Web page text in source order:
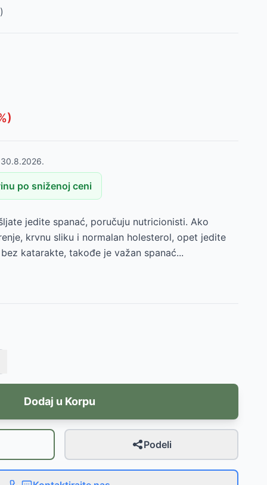
30.8.2026.
po sniženoj ceni
jedite spanać, poručuju nutricionisti. Ako
krvnu sliku i normalan holesterol, opet jedite
katarakte, takođe je važan spanać...
Dodaj u Korpu
Podeli